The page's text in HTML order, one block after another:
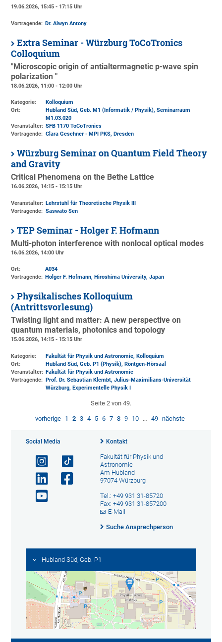
19.06.2026, 15:45 - 17:15 Uhr
Vortragende: Dr. Alwyn Antony
Extra Seminar - Würzburg ToCoTronics
Colloquium
"Microscopic origin of antialtermagnetic p-wave spin
polarization "
18.06.2026, 11:00 - 12:00 Uhr
Kategorie:
Kolloquium
Ort:
Hubland Süd, Geb. M1 (Informatik / Physik), Seminarraum
M1.03.020
Veranstalter: SFB 1170 ToCoTronics
Vortragende: Clara Geschner - MPI PKS, Dresden
Würzburg Seminar on Quantum Field Theory
and Gravity
Critical Phenomena on the Bethe Lattice
16.06.2026, 14:15 - 15:15 Uhr
Veranstalter: Lehrstuhl für Theoretische Physik III
Vortragende: Saswato Sen
TEP Seminar - Holger F. Hofmann
Multi-photon interference with nonlocal optical modes
16.06.2026, 14:00 Uhr
Ort:
A034
Vortragende: Holger F. Hofmann, Hiroshima University, Japan
Physikalisches Kolloquium
(Antrittsvorlesung)
Twisting light and matter: A new perspective on
quantum materials, photonics and topology
15.06.2026, 14:15 - 15:15 Uhr
Kategorie:
Fakultät für Physik und Astronomie, Kolloquium
Ort:
Hubland Süd, Geb. P1 (Physik), Röntgen-Hörsaal
Veranstalter: Fakultät für Physik und Astronomie
Vortragende: Prof. Dr. Sebastian Klembt, Julius-Maximilians-Universität
Würzburg, Experimentelle Physik I
Seite 2 von 49.
vorherige 1 2 3 4 5 6 7 8 9 10 … 49 nächste
Social Media Kontakt
Fakultät für Physik und
Astronomie
Am Hubland
97074 Würzburg
Tel.: +49 931 31-85720
Fax: +49 931 31-857200
E-Mail
Suche Ansprechperson
Hubland Süd, Geb. P1